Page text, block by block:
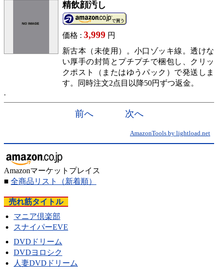
精飲顔汚し
価格 : 3,999 円
新古本（未使用）。小口ゾッキ線。透けな
い厚手の封筒とプチプチで梱包し、クリッ
クポスト（またはゆうパック）で発送しま
す。同時注文2点目以降50円ずつ返金。
前へ 次へ
AmazonTools by lightload.net
Amazonマーケットプレイス
■ 全商品リスト （新着順）
売れ筋タイトル
マニア倶楽部
スナイパーEVE
DVDドリーム
DVDヨロシク
人妻DVDドリーム